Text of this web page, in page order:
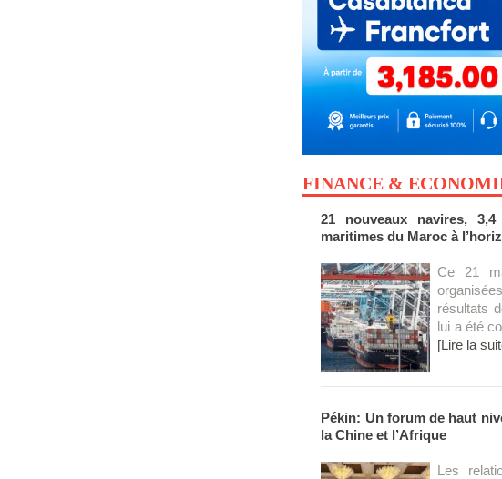
FINANCE &
21 nouveaux navires,
maritimes du Maroc à
Ce 21
résultats
lui a été
[Lire la
Pékin: Un forum de haut
la Chine et l’Afrique
Les